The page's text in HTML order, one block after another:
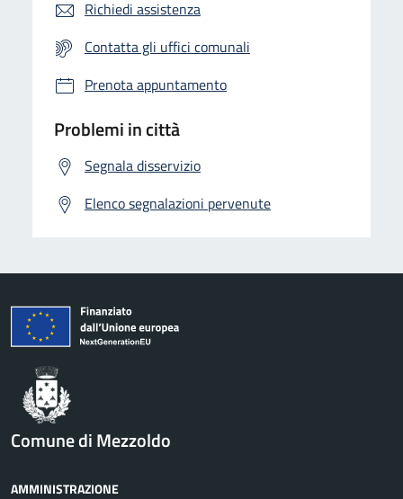
Richiedi assistenza
Contatta gli uffici comunali
Prenota appuntamento
Problemi in città
Segnala disservizio
Elenco segnalazioni pervenute
Comune di Mezzoldo
AMMINISTRAZIONE